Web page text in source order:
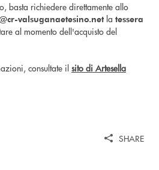
basta richiedere direttamente allo
valsuganaetesino.net la tessera
al momento dell'acquisto del
consultate il sito di Artesella
SHARE